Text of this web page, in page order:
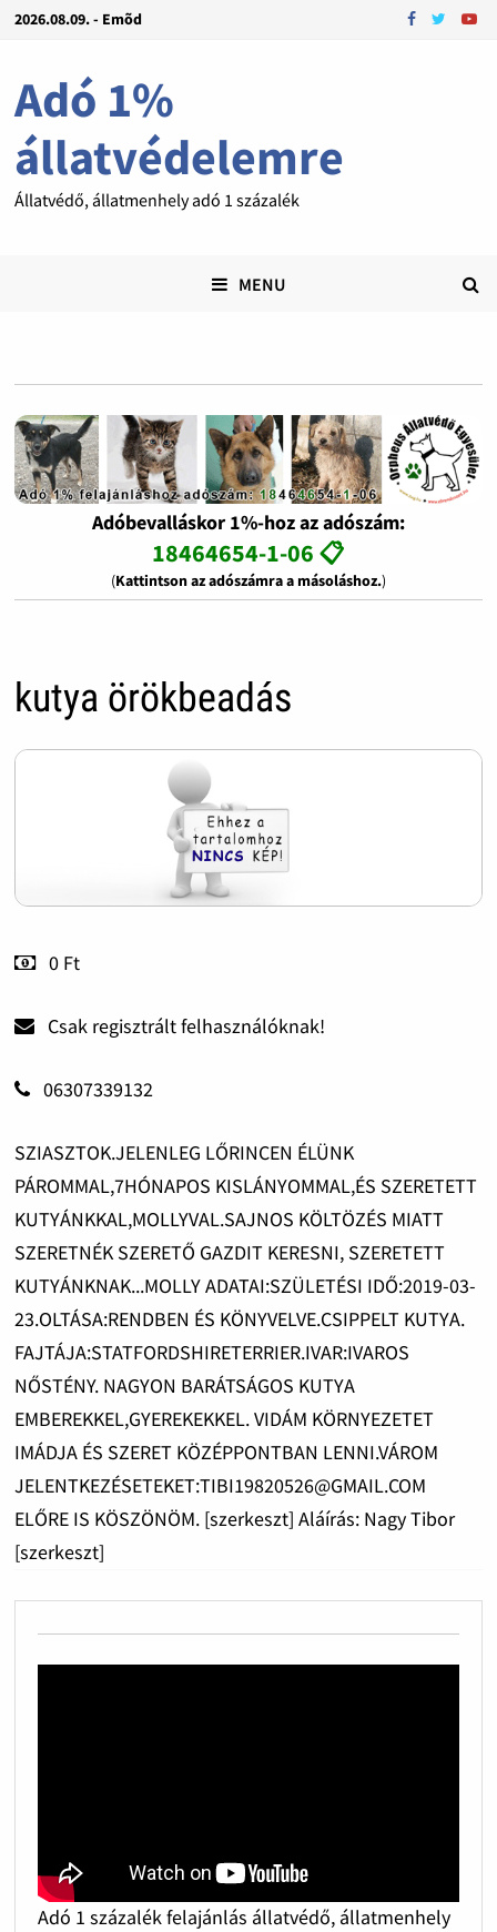
2026.08.09. - Emõd
Adó 1%
állatvédelemre
Állatvédő, állatmenhely adó 1 százalék
MENU
Adóbevalláskor 1%-hoz az adószám:
18464654-1-06 📋
(Kattintson az adószámra a másoláshoz.)
kutya örökbeadás
0 Ft
Csak regisztrált felhasználóknak!
06307339132
SZIASZTOK.JELENLEG LŐRINCEN ÉLÜNK
PÁROMMAL,7HÓNAPOS KISLÁNYOMMAL,ÉS SZERETETT
KUTYÁNKKAL,MOLLYVAL.SAJNOS KÖLTÖZÉS MIATT
SZERETNÉK SZERETŐ GAZDIT KERESNI, SZERETETT
KUTYÁNKNAK...MOLLY ADATAI:SZÜLETÉSI IDŐ:2019-03-
23.OLTÁSA:RENDBEN ÉS KÖNYVELVE.CSIPPELT KUTYA.
FAJTÁJA:STATFORDSHIRETERRIER.IVAR:IVAROS
NŐSTÉNY. NAGYON BARÁTSÁGOS KUTYA
EMBEREKKEL,GYEREKEKKEL. VIDÁM KÖRNYEZETET
IMÁDJA ÉS SZERET KÖZÉPPONTBAN LENNI.VÁROM
JELENTKEZÉSETEKET:TIBI19820526@GMAIL.COM
ELŐRE IS KÖSZÖNÖM. [szerkeszt] Aláírás: Nagy Tibor
[szerkeszt]
Adó 1 százalék felajánlás állatvédő, állatmenhely